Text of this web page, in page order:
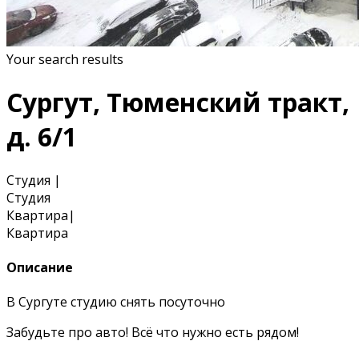
Your search results
Сургут, Тюменский тракт,
д. 6/1
Студия |
Студия
Квартира|
Квартира
Описание
В Сургуте студию снять посуточно
Забудьте про авто! Всё что нужно есть рядом!